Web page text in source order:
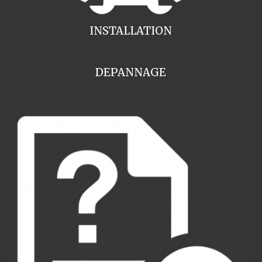
INSTALLATION
DEPANNAGE